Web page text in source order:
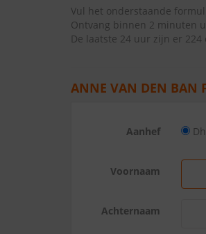
Vul het onderstaande
Ontvang binnen 2 minuten
De laatste 24 uur zijn er
ANNE VAN DEN BAN
Aanhef
Voornaam
Achternaam